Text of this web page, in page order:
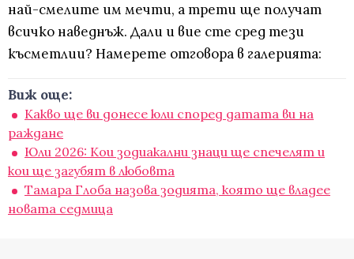
най-смелите им мечти, а трети ще получат
всичко наведнъж. Дали и вие сте сред тези
късметлии? Намерете отговора в галерията:
Виж още:
Какво ще ви донесе юли според датата ви на
раждане
Юли 2026: Кои зодиакални знаци ще спечелят и
кои ще загубят в любовта
Тамара Глоба назова зодията, която ще владее
новата седмица